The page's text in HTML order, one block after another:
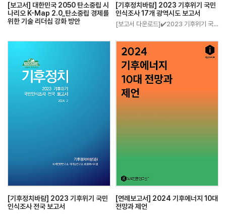
[보고서] 대한민국 2050 탄소중립 시
나리오 K-Map 2.0_탄소중립 경제를
위한 기술 리더십 강화 방안
[기후정치바람] 2023 기후위기 국민
인식조사 17개 광역시도 보고서
[보고서 다운로드]✔️2023 기후위기 국민 인식조사 (강원)✔️2023 기후위기 국민 인…
[기후정치바람] 2023 기후위기 국민
인식조사 전국 보고서
[연례보고서] 2024 기후에너지 10대
전망과 제언